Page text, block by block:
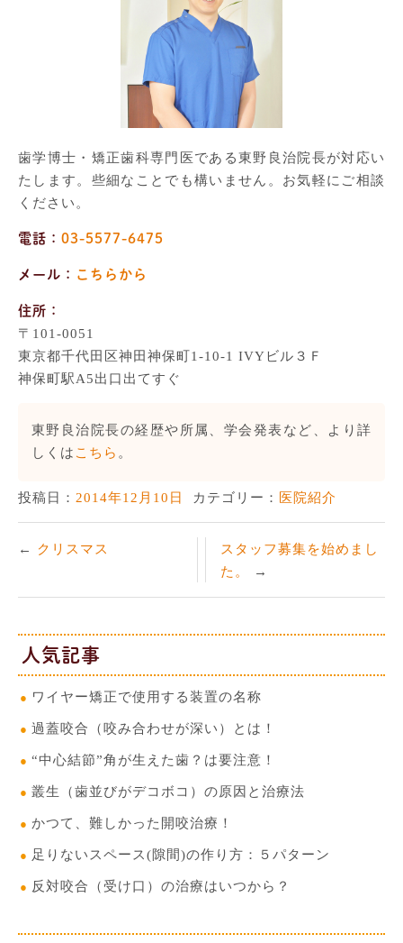
歯学博士・矯正歯科専門医である東野良治院長が対応い
たします。些細なことでも構いません。お気軽にご相談
ください。
電話： 03-5577-6475
メール： こちらから
住所：
〒101-0051
東京都千代田区神田神保町1-10-1 IVYビル３Ｆ
神保町駅A5出口出てすぐ
東野良治院長の経歴や所属、学会発表など、より詳
しくは こちら 。
投稿日： 2014年12月10日 カテゴリー： 医院紹介
クリスマス
スタッフ募集を始めまし
た。
人気記事
ワイヤー矯正で使用する装置の名称
過蓋咬合（咬み合わせが深い）とは！
“中心結節”角が生えた歯？は要注意！
叢生（歯並びがデコボコ）の原因と治療法
かつて、難しかった開咬治療！
足りないスペース(隙間)の作り方：５パターン
反対咬合（受け口）の治療はいつから？